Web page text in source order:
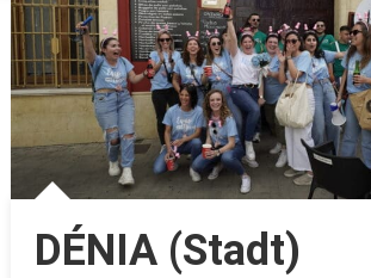
DÉNIA (Stadt)